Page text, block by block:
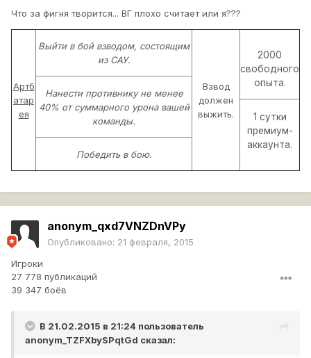
Что за фигня творится... ВГ плохо считает или я???
Артб
атар
ея
Выйти в бой взводом, состоящим
из САУ.
Нанести противнику не менее
40% от суммарного урона вашей
команды.
Победить в бою.
Взвод
должен
выжить.
2000
свободного
опыта.
1 сутки
премиум-
аккаунта.
anonym_qxd7VNZDnVPy
Опубликовано: 21 февраля, 2015
Игроки
27 778 публикаций
39 347 боёв
В 21.02.2015 в 21:24 пользователь
anonym_TZFXbySPqtGd сказал: